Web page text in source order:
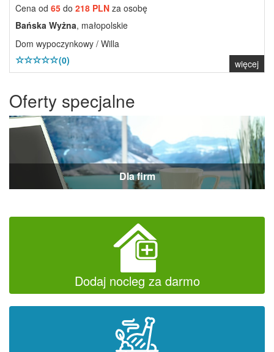
Cena od 65 do 218 PLN za osobę
Bańska Wyżna, małopolskie
Dom wypoczynkowy / Willa
(0)
więcej
Oferty specjalne
Dla firm
Dodaj nocleg za darmo